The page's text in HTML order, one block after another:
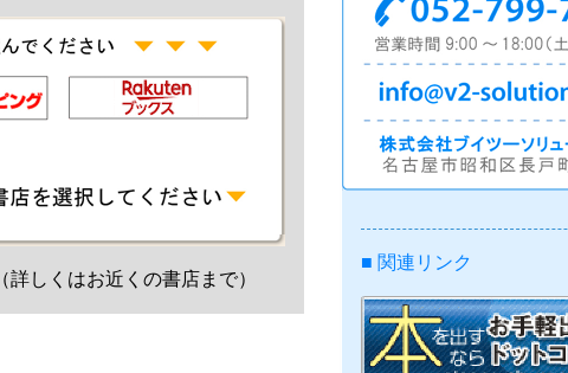
しくはお近くの書店まで）
■ 関連リンク